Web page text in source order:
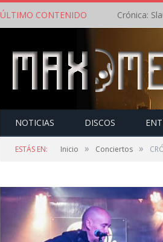
ÚLTIMO CONTENIDO
NOTICIAS DISCOS
ESTÁS EN: Inicio » Conciertos »